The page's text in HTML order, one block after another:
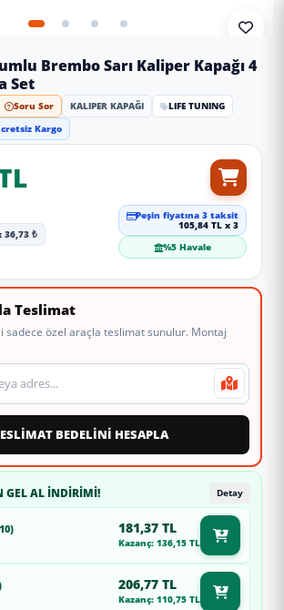
Brembo Sarı Kaliper Kapağı 4
Set
Soru Sor KALIPER KAPAĞI
LIFE TUNING
Kargo
36,73 ₺
Peşin fiyatına 3 taksit
105,84 TL x 3
%5 Havale
Teslimat
sadece özel araçla teslimat sunulur. Montaj
adresi
BEDELİNİ HESAPLA
GEL AL İNDIRIMI! Detay
181,37 TL
Kazanç: 136,15 TL
206,77 TL
Kazanç: 110,75 TL